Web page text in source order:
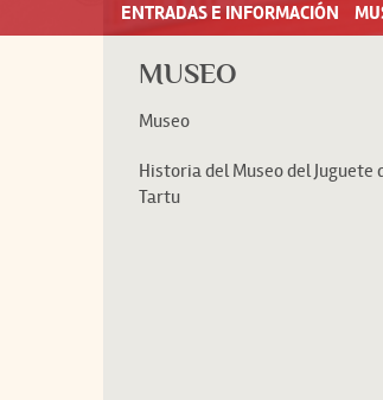
ENTRADAS E INFORMACIÓN
MUSEO
Museo
Historia del Museo del Juguete
Tartu